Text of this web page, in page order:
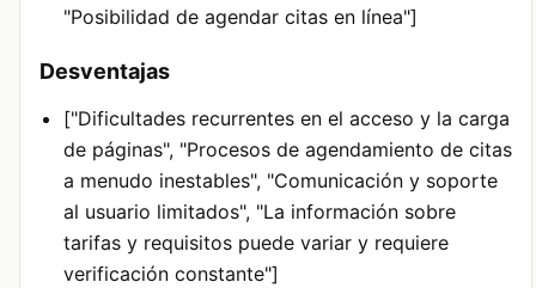
"Posibilidad de agendar citas en línea"]
Desventajas
["Dificultades recurrentes en el acceso y la carga
de páginas", "Procesos de agendamiento de citas
a menudo inestables", "Comunicación y soporte
al usuario limitados", "La información sobre
tarifas y requisitos puede variar y requiere
verificación constante"]